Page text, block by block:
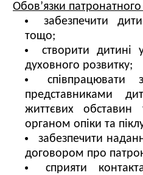
Обов’язки
забезпечити
тощо;
створити дитині
духовного розвитку;
представниками
життєвих
органом опіки та
забезпечити
договором про
сприяти